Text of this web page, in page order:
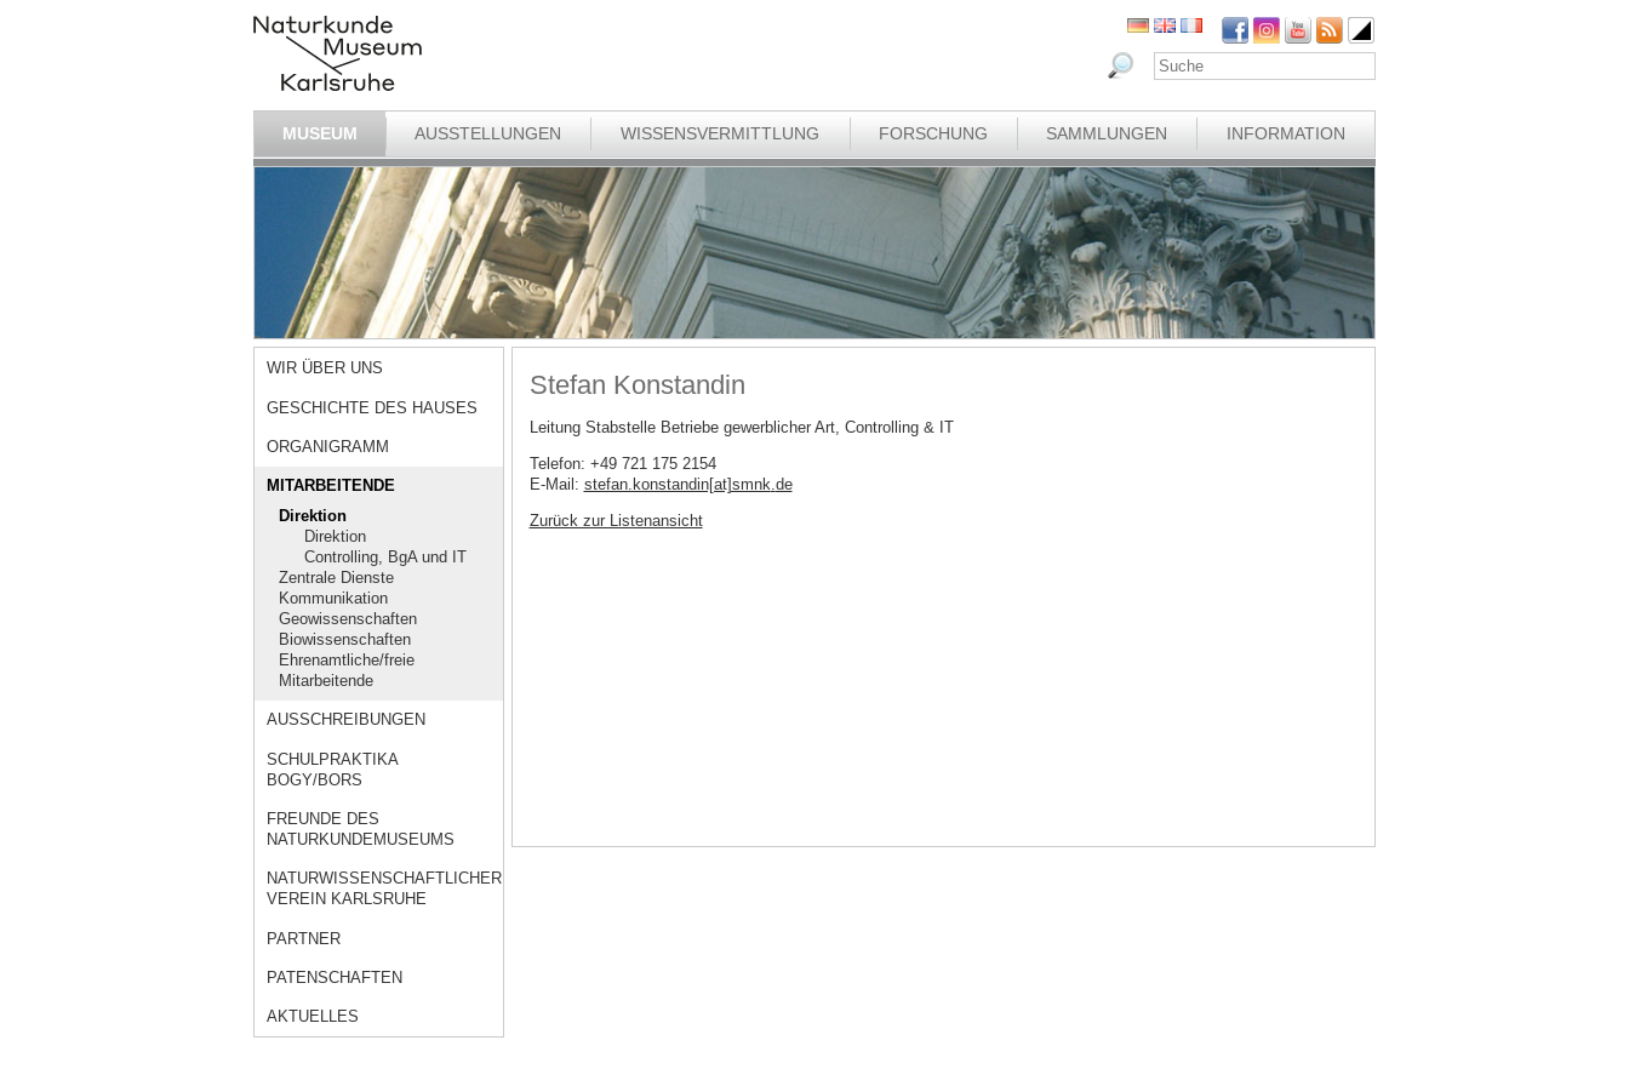
MUSEUM AUSSTELLUNGEN WISSENSVERMITTLUNG FORSCHUNG SAMMLUNGEN INFORMATION
WIR ÜBER UNS
GESCHICHTE DES HAUSES
ORGANIGRAMM
MITARBEITENDE
Direktion
Direktion
Controlling, BgA und IT
Zentrale Dienste
Kommunikation
Geowissenschaften
Biowissenschaften
Ehrenamtliche/freie
Mitarbeitende
AUSSCHREIBUNGEN
SCHULPRAKTIKA
BOGY/BORS
FREUNDE DES
NATURKUNDEMUSEUMS
NATURWISSENSCHAFTLICHER
VEREIN KARLSRUHE
PARTNER
PATENSCHAFTEN
AKTUELLES
Stefan Konstandin
Leitung Stabstelle Betriebe gewerblicher Art, Controlling & IT
Telefon: +49 721 175 2154
E-Mail: stefan.konstandin[at]smnk.de
Zurück zur Listenansicht